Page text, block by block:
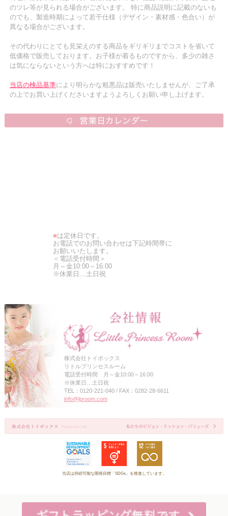
のツレ等が見られる場合がございます。 特に商品説明に記載のないも
のでも、製造時期によって若干仕様（デザイン・素材感・色合い）が
異なる場合がございます。
その代わりにとても見栄えのする商品をギリギリまでコストを省いて
低価格で販売しております。お子様が着るものですから、多少の雑さ
は気にならないという方へは特におすすめです！
当店の検品基準により明らかな粗悪品は販売いたしませんが、ご了承
の上でお買い上げくださいますようよろしくお願い申し上げます。
■は定休日です。
お電話でのお問い合わせは下記時間帯に
お願いいたします。
＜電話受付時間＞
月～金10:00～16:00
※休業日…土日祝
株式会社トイボックス
リトルプリンセスルーム
電話受付時間 月～金10:00～16:00
※休業日…土日祝
TEL：0120-221-040 / FAX：0282-28-6611
info@lproom.com
当店は持続可能な開発目標「SDGs」を推進しています。